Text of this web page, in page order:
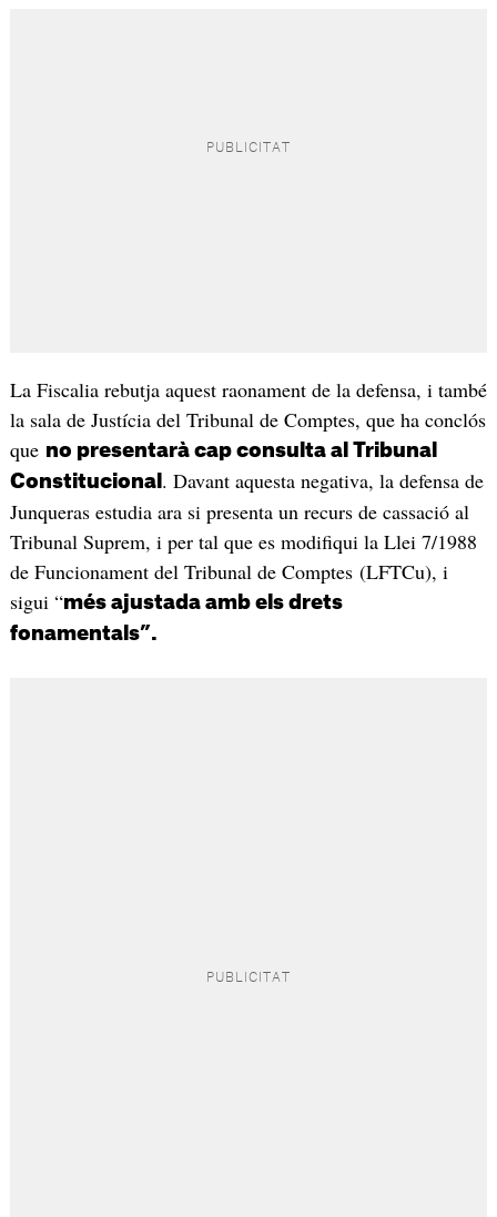
La Fiscalia rebutja aquest raonament de la defensa, i també
la sala de Justícia del Tribunal de Comptes, que ha conclós
que no presentarà cap consulta al Tribunal
Constitucional . Davant aquesta negativa, la defensa de
Junqueras estudia ara si presenta un recurs de cassació al
Tribunal Suprem, i per tal que es modifiqui la Llei 7/1988
de Funcionament del Tribunal de Comptes (LFTCu), i
sigui “més ajustada amb els drets
fonamentals”.